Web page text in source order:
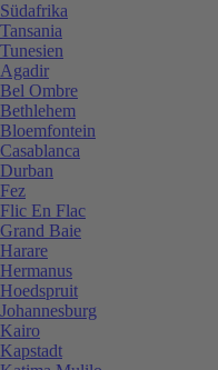
Südafrika
Tansania
Tunesien
Agadir
Bel Ombre
Bethlehem
Bloemfontein
Casablanca
Durban
Fez
Flic En Flac
Grand Baie
Harare
Hermanus
Hoedspruit
Johannesburg
Kairo
Kapstadt